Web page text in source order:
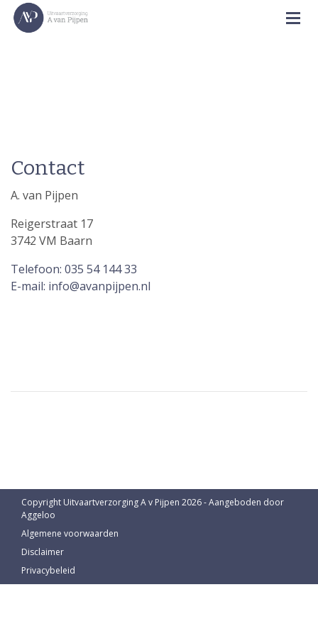
Contact
A. van Pijpen
Reigerstraat 17
3742 VM Baarn
Telefoon: 035 54 144 33
E-mail: info@avanpijpen.nl
Copyright Uitvaartverzorging A v Pijpen 2026 - Aangeboden door
Aggeloo
Algemene voorwaarden
Disclaimer
Privacybeleid